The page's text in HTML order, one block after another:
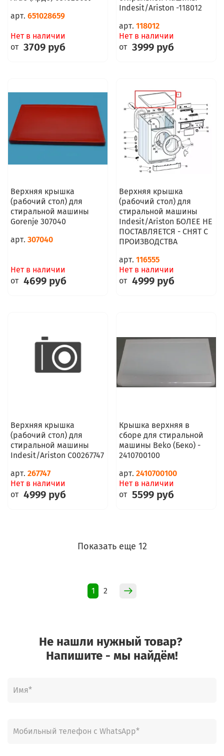
арт. 651028659
Нет в наличии
от 3709 руб
Indesit/Ariston -118012
арт. 118012
Нет в наличии
от 3999 руб
Верхняя крышка
(рабочий стол) для
стиральной машины
Gorenje 307040
арт. 307040
Нет в наличии
от 4699 руб
Верхняя крышка
(рабочий стол) для
стиральной машины
Indesit/Ariston БОЛЕЕ НЕ
ПОСТАВЛЯЕТСЯ - СНЯТ С
ПРОИЗВОДСТВА
арт. 116555
Нет в наличии
от 4999 руб
Верхняя крышка
(рабочий стол) для
стиральной машины
Indesit/Ariston C00267747
арт. 267747
Нет в наличии
от 4999 руб
Крышка верхняя в
сборе для стиральной
машины Beko (Беко) -
2410700100
арт. 2410700100
Нет в наличии
от 5599 руб
Показать еще 12
1 2
Не нашли нужный товар?
Напишите - мы найдём!